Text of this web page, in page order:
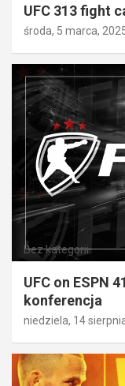
UFC 313 fight
środa, 5 marca,
Bez kategorii
UFC on ESPN
konferencja
niedziela, 14